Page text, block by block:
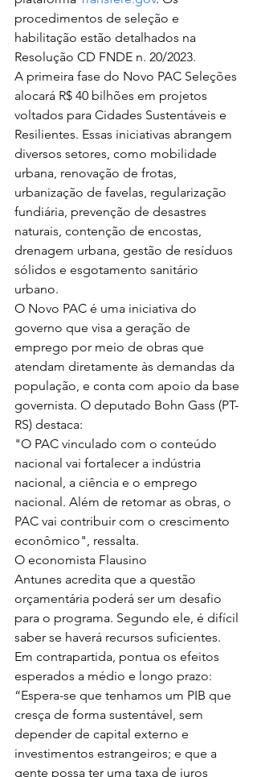
procedimentos de seleção e
habilitação estão detalhados na
Resolução CD FNDE n. 20/2023.
A primeira fase do Novo PAC Seleções
alocará R$ 40 bilhões em projetos
voltados para Cidades Sustentáveis e
Resilientes. Essas iniciativas abrangem
diversos setores, como mobilidade
urbana, renovação de frotas,
urbanização de favelas, regularização
fundiária, prevenção de desastres
naturais, contenção de encostas,
drenagem urbana, gestão de resíduos
sólidos e esgotamento sanitário
urbano.
O Novo PAC é uma iniciativa do
governo que visa a geração de
emprego por meio de obras que
atendam diretamente às demandas da
população, e conta com apoio da base
governista. O deputado Bohn Gass (PT-
RS) destaca:
"O PAC vinculado com o conteúdo
nacional vai fortalecer a indústria
nacional, a ciência e o emprego
nacional. Além de retomar as obras, o
PAC vai contribuir com o crescimento
econômico", ressalta.
O economista Flausino
Antunes acredita que a questão
orçamentária poderá ser um desafio
para o programa. Segundo ele, é difícil
saber se haverá recursos suficientes.
Em contrapartida, pontua os efeitos
esperados a médio e longo prazo:
“Espera-se que tenhamos um PIB que
cresça de forma sustentável, sem
depender de capital externo e
investimentos estrangeiros; e que a
gente possa ter uma taxa de juros